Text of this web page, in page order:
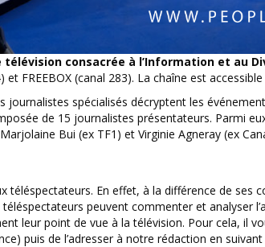
télévision consacrée à l’Information et au
et FREEBOX (canal 283). La chaîne est
journalistes spécialisés décryptent les
de 15 journalistes présentateurs. Parmi
Bui (ex TF1) et Virginie Agneray (ex
téléspectateurs. En effet, à la différence de
téléspectateurs peuvent commenter et
leur point de vue à la télévision. Pour cela,
puis de l’adresser à notre rédaction en